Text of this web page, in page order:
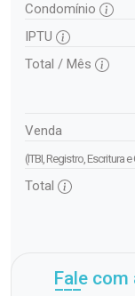
Condomínio
IPTU
Total / Mês
Venda
(ITBI, Registro, Escritura
Total
Fale